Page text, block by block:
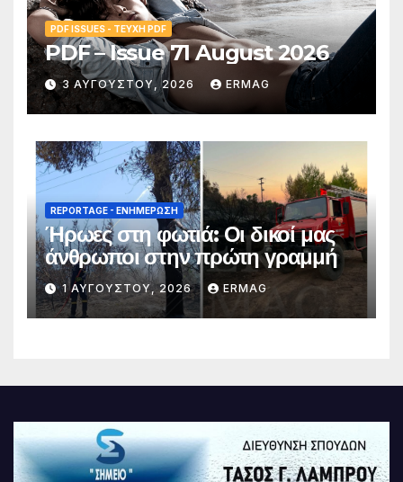
PDF ISSUES - ΤΕΎΧΗ PDF
PDF – Issue 71 August 2026
3 ΑΥΓΟΎΣΤΟΥ, 2026 ERMAG
REPORTAGE - EΝΗΜΈΡΩΣΗ
Ήρωες στη φωτιά: Οι δικοί μας
άνθρωποι στην πρώτη γραμμή
1 ΑΥΓΟΎΣΤΟΥ, 2026 ERMAG